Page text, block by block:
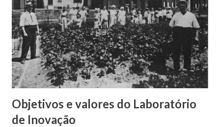
laboratório, tais como: se outras organizações participarão
do laboratório, alguns ajustes serão necessários; a
segurança física/predial pode ser fragilizada com a
presença de “gente de fora”; a segurança digital terá que se
adequar ao ambiente de acesso irrestrito e wifi; os
horários de funcionamento podem sofrer mudan...
Objetivos e valores do Laboratório
de Inovação